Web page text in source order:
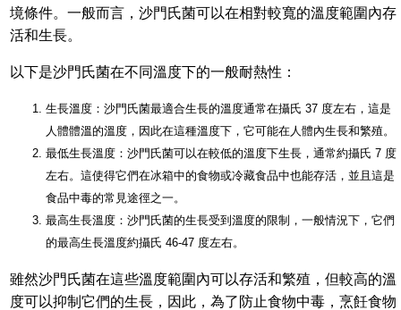
境條件。一般而言，沙門氏菌可以在相對較寬的溫度範圍內存
活和生長。
以下是沙門氏菌在不同溫度下的一般耐熱性：
生長溫度：沙門氏菌最適合生長的溫度通常在攝氏 37 度左右，這是
人體體溫的溫度，因此在這種溫度下，它可能在人體內生長和繁殖。
最低生長溫度：沙門氏菌可以在較低的溫度下生長，通常約攝氏 7 度
左右。這使得它們在冰箱中的食物或冷藏食品中也能存活，並且這是
食品中毒的常見途徑之一。
最高生長溫度：沙門氏菌的生長受到溫度的限制，一般情況下，它們
的最高生長溫度約攝氏 46-47 度左右。
雖然沙門氏菌在這些溫度範圍內可以存活和繁殖，但較高的溫
度可以抑制它們的生長，因此，為了防止食物中毒，烹飪食物